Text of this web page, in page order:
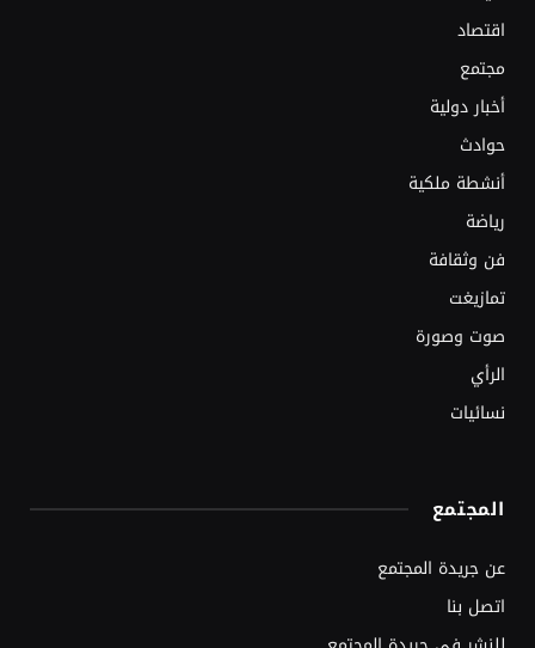
اقتصاد
مجتمع
أخبار دولية
حوادث
أنشطة ملكية
رياضة
فن وثقافة
تمازيغت
صوت وصورة
الرأي
نسائيات
المجتمع
عن جريدة المجتمع
اتصل بنا